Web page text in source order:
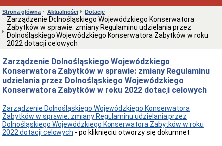
adresowe
Podstawy
prawne
działalności
Osoby
kompetencje
Przedmiot
działania
i
kompetencje
Sprawozdawczość
finansowa
Statystyki
Strona główna Aktualności Dotacje
Zarządzenie Dolnośląskiego Wojewódzkiego Konserwatora
Zabytków w sprawie: zmiany Regulaminu udzielania przez
Dolnośląskiego Wojewódzkiego Konserwatora Zabytków w roku
2022 dotacji celowych
Zarządzenie Dolnośląskiego Wojewódzkiego
Konserwatora Zabytków w sprawie: zmiany Regulaminu
udzielania przez Dolnośląskiego Wojewódzkiego
Konserwatora Zabytków w roku 2022 dotacji celowych
Zarządzenie Dolnośląskiego Wojewódzkiego Konserwatora
Zabytków w sprawie: zmiany Regulaminu udzielania przez
Dolnośląskiego Wojewódzkiego Konserwatora Zabytków w roku
2022 dotacji celowych - po kliknięciu otworzy się dokumnet